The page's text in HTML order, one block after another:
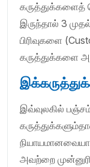
கருத்துக்களைத்
இருந்தால் 3
பிரிவுகளை
கருத்துக்களை
இவ்வுலகில்
அவற்றை